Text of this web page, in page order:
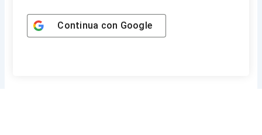
Continua con Google